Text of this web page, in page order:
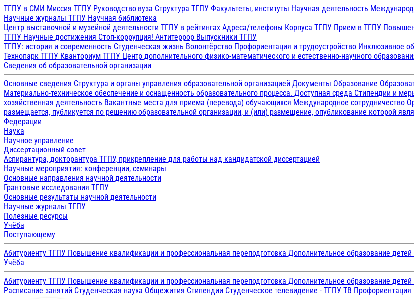
ТГПУ в СМИ Миссия ТГПУ Руководство вуза Структура ТГПУ Факультеты, институты Научная деятельность
Научные журналы ТГПУ Научная библиотека
Центр выставочной и музейной деятельности ТГПУ в рейтингах Адреса/телефоны Корпуса ТГПУ Прием в ТГПУ
ТГПУ Научные достижения Стоп-коррупция! Антитеррор Выпускники ТГПУ
ТГПУ: история и современность Студенческая жизнь Волонтёрство Профориентация и трудоустройство Инклюзивное
Технопарк ТГПУ Кванториум ТГПУ Центр дополнительного физико-математического и естественно-научного
Сведения об образовательной организации
Основные сведения Структура и органы управления образовательной организацией Документы Образование
Материально-техническое обеспечение и оснащенность образовательного процесса. Доступная среда Стипендии и
хозяйственная деятельность Вакантные места для приема (перевода) обучающихся Международное сотрудничество
размещается, публикуется по решению образовательной организации, и (или) размещение, опубликование которой
Федерации
Наука
Научное управление
Диссертационный совет
Аспирантура, докторантура ТГПУ, прикрепление для работы над кандидатской диссертацией
Научные мероприятия: конференции, семинары
Основные направления научной деятельности
Грантовые исследования ТГПУ
Основные результаты научной деятельности
Научные журналы ТГПУ
Полезные ресурсы
Учёба
Поступающему
Абитуриенту ТГПУ Повышение квалификации и профессиональная переподготовка Дополнительное образование
Учёба
Абитуриенту ТГПУ Повышение квалификации и профессиональная переподготовка Дополнительное образование
Расписание занятий Студенческая наука Общежития Стипендии Студенческое телевидение - ТГПУ ТВ Профориентация